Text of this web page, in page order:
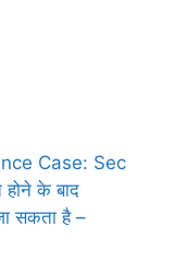
Case: Sec
के बाद
सकता है –